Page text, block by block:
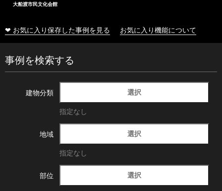
大船渡市民文化会館
❤ お気に入り保存した事例を見る お気に入り機能について
事例を検索する
建物分類 選択
指定なし
地域 選択
指定なし
部位 選択